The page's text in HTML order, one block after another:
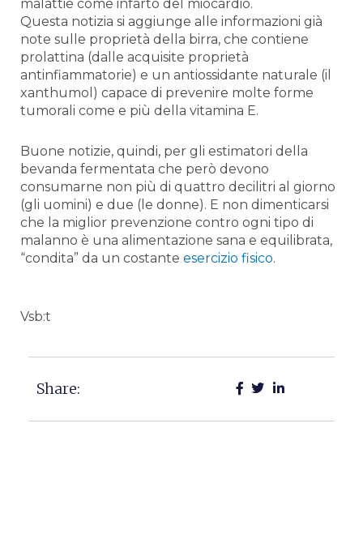
malattie come infarto del miocardio.
Questa notizia si aggiunge alle informazioni già
note sulle proprietà della birra, che contiene
prolattina (dalle acquisite proprietà
antinfiammatorie) e un antiossidante naturale (il
xanthumol) capace di prevenire molte forme
tumorali come e più della vitamina E.
Buone notizie, quindi, per gli estimatori della
bevanda fermentata che però devono
consumarne non più di quattro decilitri al giorno
(gli uomini) e due (le donne). E non dimenticarsi
che la miglior prevenzione contro ogni tipo di
malanno è una alimentazione sana e equilibrata,
“condita” da un costante esercizio fisico.
Vsb:t
Share: